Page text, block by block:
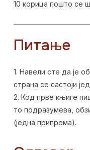
10 корица пошто се
Питање
1. Навели сте да је
страна се састоји
2. Код прве књиге
то подразумева,
(једна припрема).